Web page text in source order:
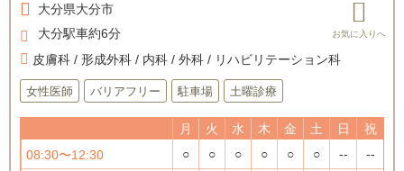
大分県大分市
大分駅車約6分
皮膚科 / 形成外科 / 内科 / 外科 / リハビリテーション科
女性医師 バリアフリー 駐車場 土曜診療
月 火 水 木 金 土 日
祝
08:30〜12:30
○ ○ ○ ○ ○ ○ -- --